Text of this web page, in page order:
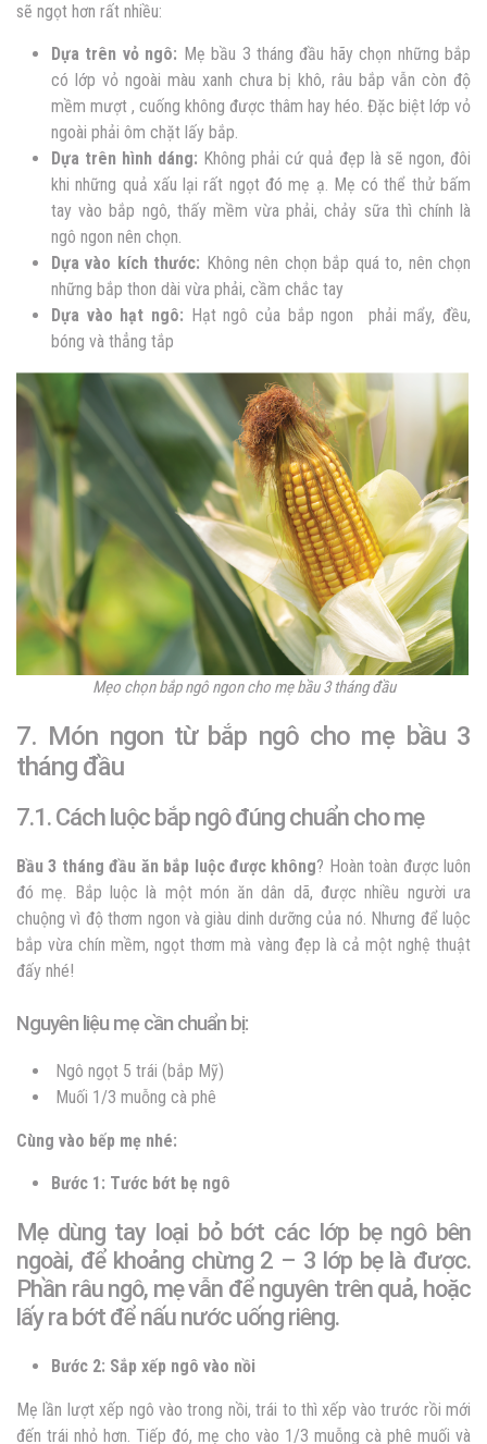
sẽ ngọt hơn rất nhiều:
Dựa trên vỏ ngô: Mẹ bầu 3 tháng đầu hãy chọn những bắp
có lớp vỏ ngoài màu xanh chưa bị khô, râu bắp vẫn còn độ
mềm mượt , cuống không được thâm hay héo. Đặc biệt lớp vỏ
ngoài phải ôm chặt lấy bắp.
Dựa trên hình dáng: Không phải cứ quả đẹp là sẽ ngon, đôi
khi những quả xấu lại rất ngọt đó mẹ ạ. Mẹ có thể thửbấm
tay vào bắp ngô, thấy mềm vừa phải, chảy sữa thì chính là
ngô ngon nên chọn.
Dựa vào kích thước: Không nên chọn bắp quá to, nên chọn
những bắp thon dài vừa phải, cầm chắc tay
Dựa vào hạt ngô: Hạt ngô của bắp ngon phải mẩy, đều,
bóng và thẳng tắp
Mẹo chọn bắp ngô ngon cho mẹ bầu 3 tháng đầu
7. Món ngon từ bắp ngô cho mẹ bầu 3
tháng đầu
7.1. Cách luộc bắp ngô đúng chuẩn cho mẹ
Bầu 3 tháng đầu ăn bắp luộc được không? Hoàn toàn được luôn
đó mẹ. Bắp luộc là một món ăn dân dã, được nhiều người ưa
chuộng vì độ thơm ngon và giàu dinh dưỡng của nó. Nhưng để luộc
bắp vừa chín mềm, ngọt thơm mà vàng đẹp là cả một nghệ thuật
đấy nhé!
Nguyên liệu mẹ cần chuẩn bị:
Ngô ngọt 5 trái (bắp Mỹ)
Muối 1/3 muỗng cà phê
Cùng vào bếp mẹ nhé:
Bước 1: Tước bớt bẹ ngô
Mẹ dùng tay loại bỏ bớt các lớp bẹ ngô bên
ngoài, để khoảng chừng 2 – 3 lớp bẹ là được.
Phần râu ngô, mẹ vẫn để nguyên trên quả, hoặc
lấy ra bớt để nấu nước uống riêng.
Bước 2: Sắp xếp ngô vào nồi
Mẹ lần lượt xếp ngô vào trong nồi, trái to thì xếp vào trước rồi mới
đến trái nhỏ hơn. Tiếp đó, mẹ cho vào 1/3 muỗng cà phê muối và